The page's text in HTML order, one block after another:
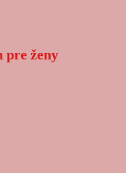
pre ženy